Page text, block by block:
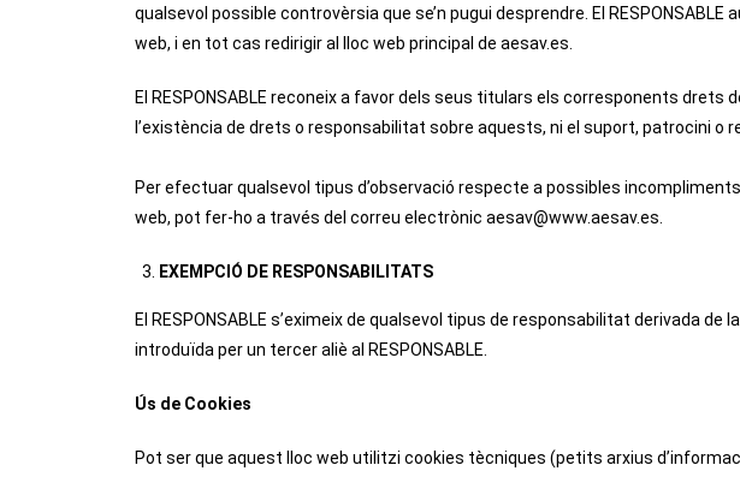
qualsevol possible controvèrsia que se’n pugui desprendre. El
web, i en tot cas redirigir al lloc web principal de aesav.es.
El RESPONSABLE reconeix a favor dels seus titulars els corresponents
l’existència de drets o responsabilitat sobre aquests, ni el suport, patrocini o
Per efectuar qualsevol tipus d’observació respecte a possibles
web, pot fer-ho a través del correu electrònic aesav@www.aesav.es.
EXEMPCIÓ DE RESPONSABILITATS
El RESPONSABLE s’eximeix de qualsevol tipus de responsabilitat derivada
introduïda per un tercer aliè al RESPONSABLE.
Ús de Cookies
Pot ser que aquest lloc web utilitzi cookies tècniques (petits arxius